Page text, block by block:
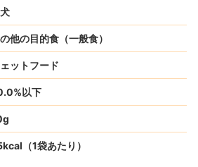
他の目的食（一般食）
ットフード
以下
（1袋あたり）